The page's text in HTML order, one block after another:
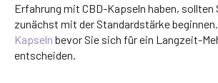
Erfahrung mit CBD-Kapseln haben, sollten
zunächst mit der Standardstärke beginnen.
Kapseln bevor Sie sich für ein Langzeit-
entscheiden.